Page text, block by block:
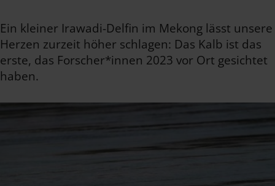
Ein kleiner Irawadi-Delfin im Mekong lässt unsere
Herzen zurzeit höher schlagen: Das Kalb ist das
erste, das Forscher*innen 2023 vor Ort gesichtet
haben.